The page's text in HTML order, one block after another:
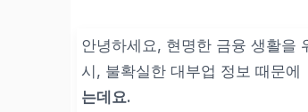
안녕하세요, 현명한 금융 생활을
시, 불확실한 대부업 정보 때문에
는데요.